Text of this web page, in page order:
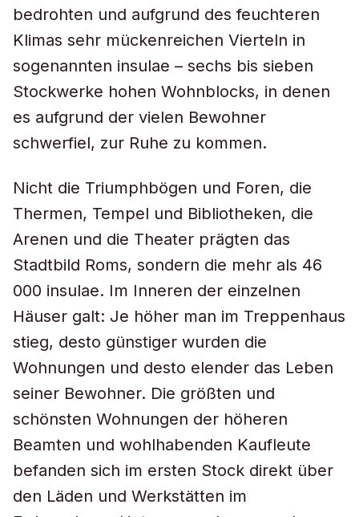
bedrohten und aufgrund des feuchteren
Klimas sehr mückenreichen Vierteln in
sogenannten insulae – sechs bis sieben
Stockwerke hohen Wohnblocks, in denen
es aufgrund der vielen Bewohner
schwerfiel, zur Ruhe zu kommen.
Nicht die Triumphbögen und Foren, die
Thermen, Tempel und Bibliotheken, die
Arenen und die Theater prägten das
Stadtbild Roms, sondern die mehr als 46
000 insulae. Im Inneren der einzelnen
Häuser galt: Je höher man im Treppenhaus
stieg, desto günstiger wurden die
Wohnungen und desto elender das Leben
seiner Bewohner. Die größten und
schönsten Wohnungen der höheren
Beamten und wohlhabenden Kaufleute
befanden sich im ersten Stock direkt über
den Läden und Werkstätten im